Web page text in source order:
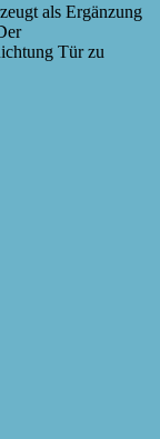
als Ergänzung
Tür zu